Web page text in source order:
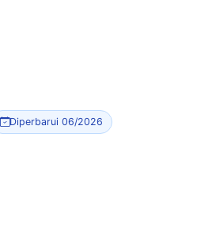
Diperbarui 06/2026